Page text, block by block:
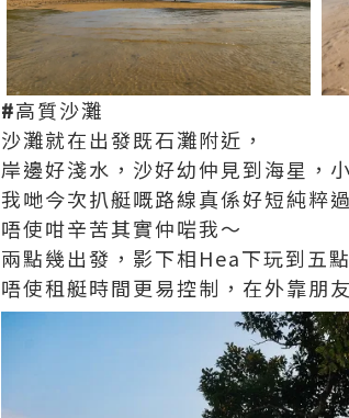
#高質沙灘
沙灘就在出發既石灘附近，
岸邊好淺水，沙好幼仲見到海星，
我哋今次扒艇嘅路線真係好短純粹
唔使咁辛苦其實仲啱我～
兩點幾出發，影下相Hea下玩到五
唔使租艇時間更易控制，在外靠朋